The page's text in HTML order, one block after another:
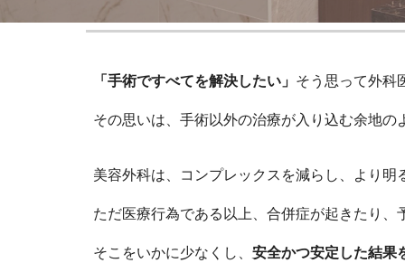
「手術ですべてを解決したい」 そう思って外科
その思いは、手術以外の治療が入り込む余地
美容外科は、コンプレックスを減らし、より
ただ医療行為である以上、合併症が起きたり
そこをいかに少なくし、 安全かつ安定した結果